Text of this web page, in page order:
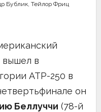
Бублик, Тейлор Фриц
вышел в
ATP-250 в
он
Беллуччи (78-й